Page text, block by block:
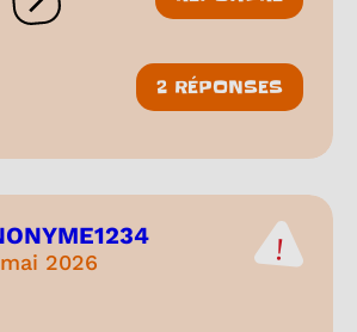
Ouvrir les réactions
2 RÉPONSES
2026